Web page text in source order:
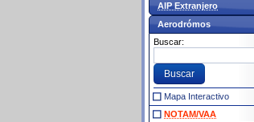
AIP Extranjero
Aerodrómos
Buscar:
Mapa Interactivo
NOTAM/VAA